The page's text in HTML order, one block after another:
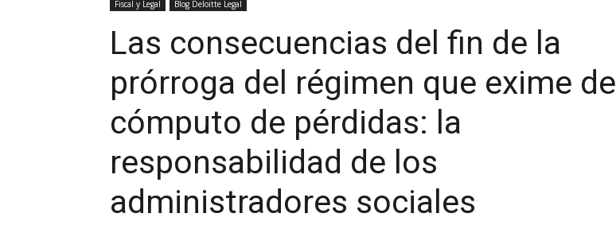
Fiscal y Legal
Blog Deloitte Legal
Las consecuencias del fin de la
prórroga del régimen que exime del
cómputo de pérdidas: la
responsabilidad de los
administradores sociales